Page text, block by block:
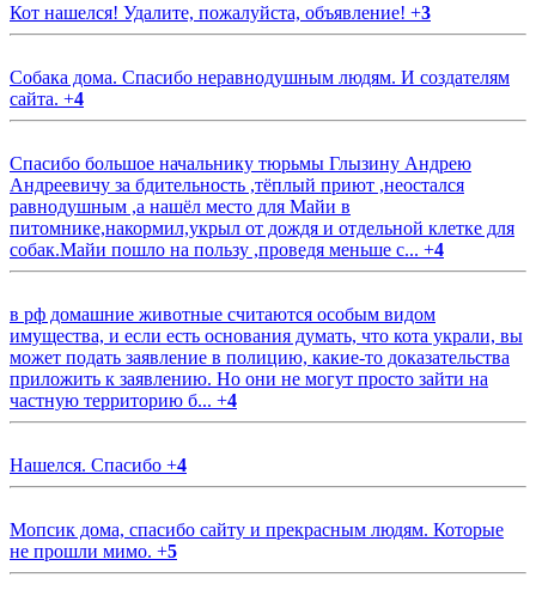
Кот нашелся! Удалите, пожалуйста, объявление! +3
Собака дома. Спасибо неравнодушным людям. И создателям
сайта. +4
Спасибо большое начальнику тюрьмы Глызину Андрею
Андреевичу за бдительность ,тёплый приют ,неостался
равнодушным ,а нашёл место для Майи в
питомнике,накормил,укрыл от дождя и отдельной клетке для
собак.Майи пошло на пользу ,проведя меньше с... +4
в рф домашние животные считаются особым видом
имущества, и если есть основания думать, что кота украли, вы
может подать заявление в полицию, какие-то доказательства
приложить к заявлению. Но они не могут просто зайти на
частную территорию б... +4
Нашелся. Спасибо +4
Мопсик дома, спасибо сайту и прекрасным людям. Которые
не прошли мимо. +5